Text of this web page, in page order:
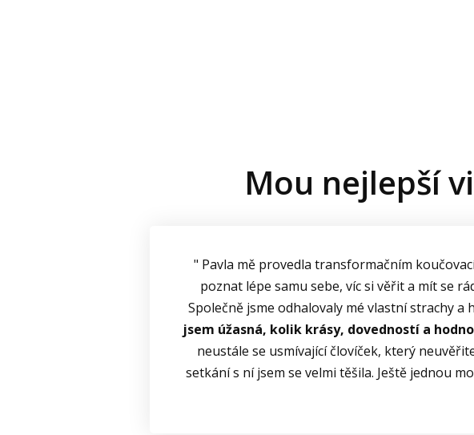
Mou nejlepší
" Pavla mě provedla transformačním
poznat lépe samu sebe, víc si věřit a mít se
Společně jsme odhalovaly mé vlastní strachy a
jsem úžasná, kolik krásy, dovedností a
neustále se usmívající človíček, který
setkání s ní jsem se velmi těšila. Ještě jednou